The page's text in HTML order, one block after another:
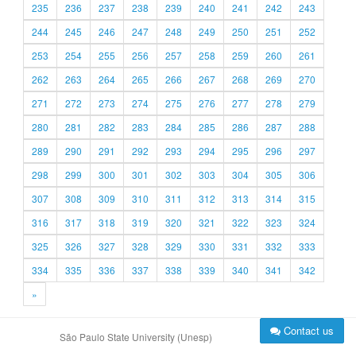
235
236 237 238 239 240 241 242
243
244
245 246 247 248 249 250 251
252
253
254 255 256 257 258 259 260
261
262
263 264 265 266 267 268 269
270
271
272 273 274 275 276 277 278
279
280
281 282 283 284 285 286 287
288
289
290 291 292 293 294 295 296
297
298
299 300 301 302 303 304 305
306
307
308 309 310 311 312 313 314
315
316
317 318 319 320 321 322 323
324
325
326 327 328 329 330 331 332
333
334
335 336 337 338 339 340 341
342
»
São Paulo State University (Unesp) Contact us